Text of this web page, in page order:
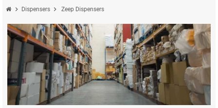
chevron_right Dispensers chevron_right Zeep Dispensers